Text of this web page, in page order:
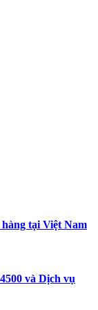
tại Việt Nam
và Dịch vụ